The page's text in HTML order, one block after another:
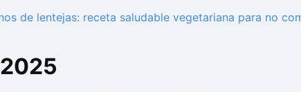
de lentejas: receta saludable vegetariana para no